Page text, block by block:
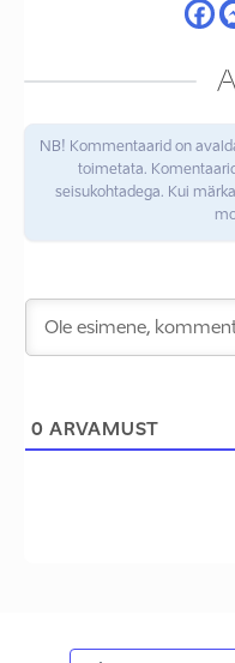
NB! Kommentaarid on
toimetata.
seisukohtadega. Kui
0 ARVAMUST